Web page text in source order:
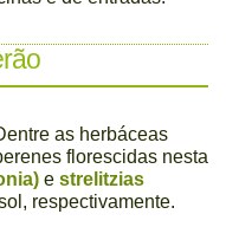
as herbáceas
florescidas nesta
e strelitzias
respectivamente.